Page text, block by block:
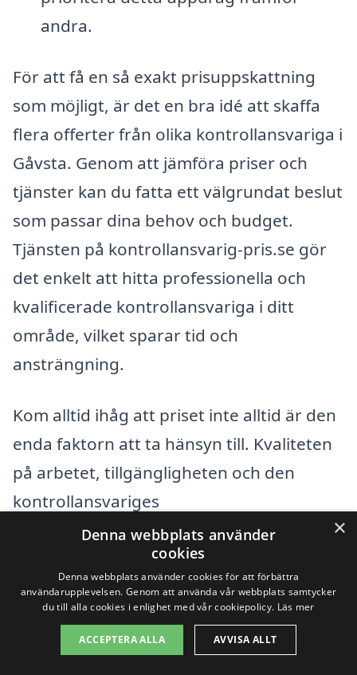
andra.
För att få en så exakt prisuppskattning
som möjligt, är det en bra idé att skaffa
flera offerter från olika kontrollansvariga i
Gåvsta. Genom att jämföra priser och
tjänster kan du fatta ett välgrundat beslut
som passar dina behov och budget.
Tjänsten på kontrollansvarig-pris.se gör
det enkelt att hitta professionella och
kvalificerade kontrollansvariga i ditt
område, vilket sparar tid och
ansträngning.
Kom alltid ihåg att priset inte alltid är den
enda faktorn att ta hänsyn till. Kvaliteten
på arbetet, tillgängligheten och den
kontrollansvariges
kommunikationsförmåga är också
vägledande för hur bra erbjudandet
verkligen är. Investera tid i att välja rätt
kontrollansvarig i Gåvsta, så att du kan
säkerställa att ditt byggprojekt blir
×
Denna webbplats använder
cookies
Denna webbplats använder cookies för att förbättra
användarupplevelsen. Genom att använda vår webbplats samtycker
du till alla cookies i enlighet med vår cookiepolicy. Läs mer
ACCEPTERA ALLA AVVISA ALLT